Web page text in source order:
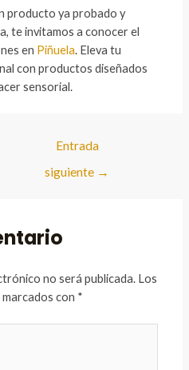
producto ya probado y
te invitamos a conocer el
en Piñuela. Eleva tu
con productos diseñados
sensorial.
Entrada
siguiente →
no será publicada. Los
con *